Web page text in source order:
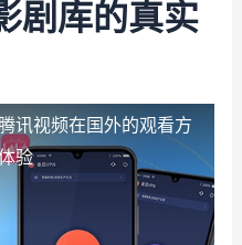
剧库的真实
讯视频在国外的观看方
验